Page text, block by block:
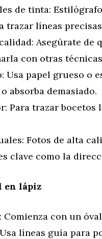
de tinta:
trazar líneas
Asegúrate de
con otras
Usa papel grueso o
absorba demasiado.
Para trazar
Fotos de alta
clave como la
en lápiz
Comienza con un
líneas guía para